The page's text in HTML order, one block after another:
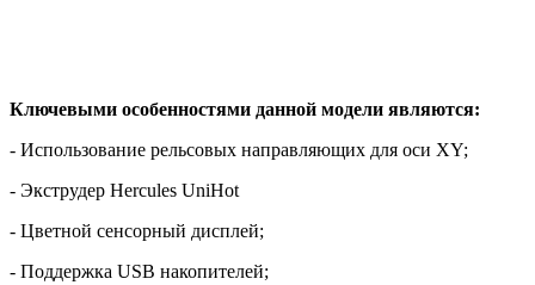
Ключевыми особенностями данной модели являются:
- Использование рельсовых направляющих для оси XY;
- Экструдер Hercules UniHot
- Цветной сенсорный дисплей;
- Поддержка USB накопителей;